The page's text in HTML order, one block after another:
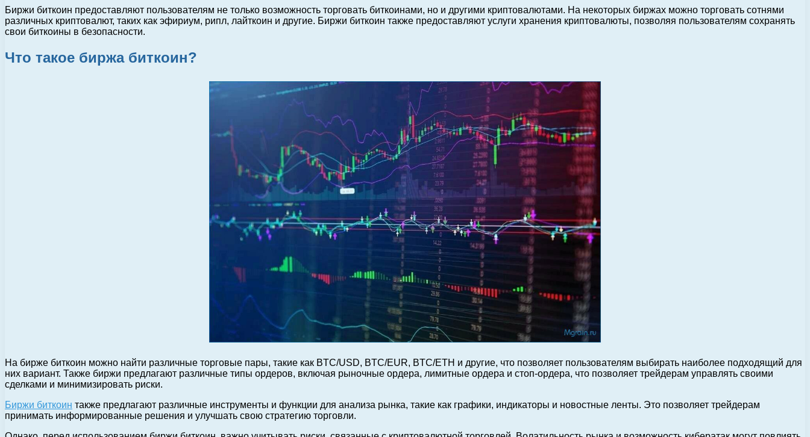
Биржи биткоин предоставляют пользователям не только возможность торговать биткоинами, но и другими криптовалютами. На некоторых биржах можно торговать сотнями
различных криптовалют, таких как эфириум, рипл, лайткоин и другие. Биржи биткоин также предоставляют услуги хранения криптовалюты, позволяя пользователям сохранять
свои биткоины в безопасности.
Что такое биржа биткоин?
На бирже биткоин можно найти различные торговые пары, такие как BTC/USD, BTC/EUR, BTC/ETH и другие, что позволяет пользователям выбирать наиболее подходящий для
них вариант. Также биржи предлагают различные типы ордеров, включая рыночные ордера, лимитные ордера и стоп-ордера, что позволяет трейдерам управлять своими
сделками и минимизировать риски.
Биржи биткоин также предлагают различные инструменты и функции для анализа рынка, такие как графики, индикаторы и новостные ленты. Это позволяет трейдерам
принимать информированные решения и улучшать свою стратегию торговли.